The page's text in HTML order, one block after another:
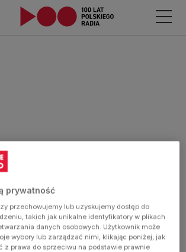
prywatność
przechowujemy lub uzyskujemy dostęp do
takich jak unikalne identyfikatory w plikach
danych osobowych. Użytkownik może
wybory lub zarządzać nimi, klikając poniżej, jak
z prawa do sprzeciwu na podstawie prawnie